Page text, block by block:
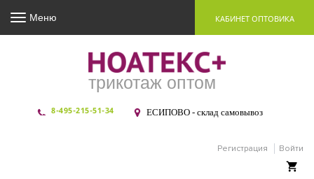
трикотаж оптом
8-495-215-51-34 ЕСИПОВО - склад самовывоз
Регистрация Войти
Меню КАБИНЕТ ОПТОВИКА